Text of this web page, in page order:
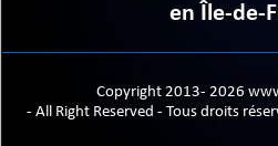
en Île-de-
Copyright 2013- 2026
- All Right Reserved - Tous droits